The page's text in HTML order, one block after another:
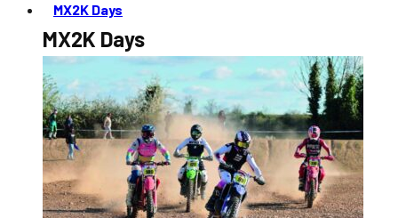
MX2K Days
MX2K Days